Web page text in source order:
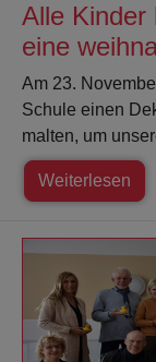
Alle Kinder
eine
Am 23.
Schule einen
malten, um
Weiterlesen